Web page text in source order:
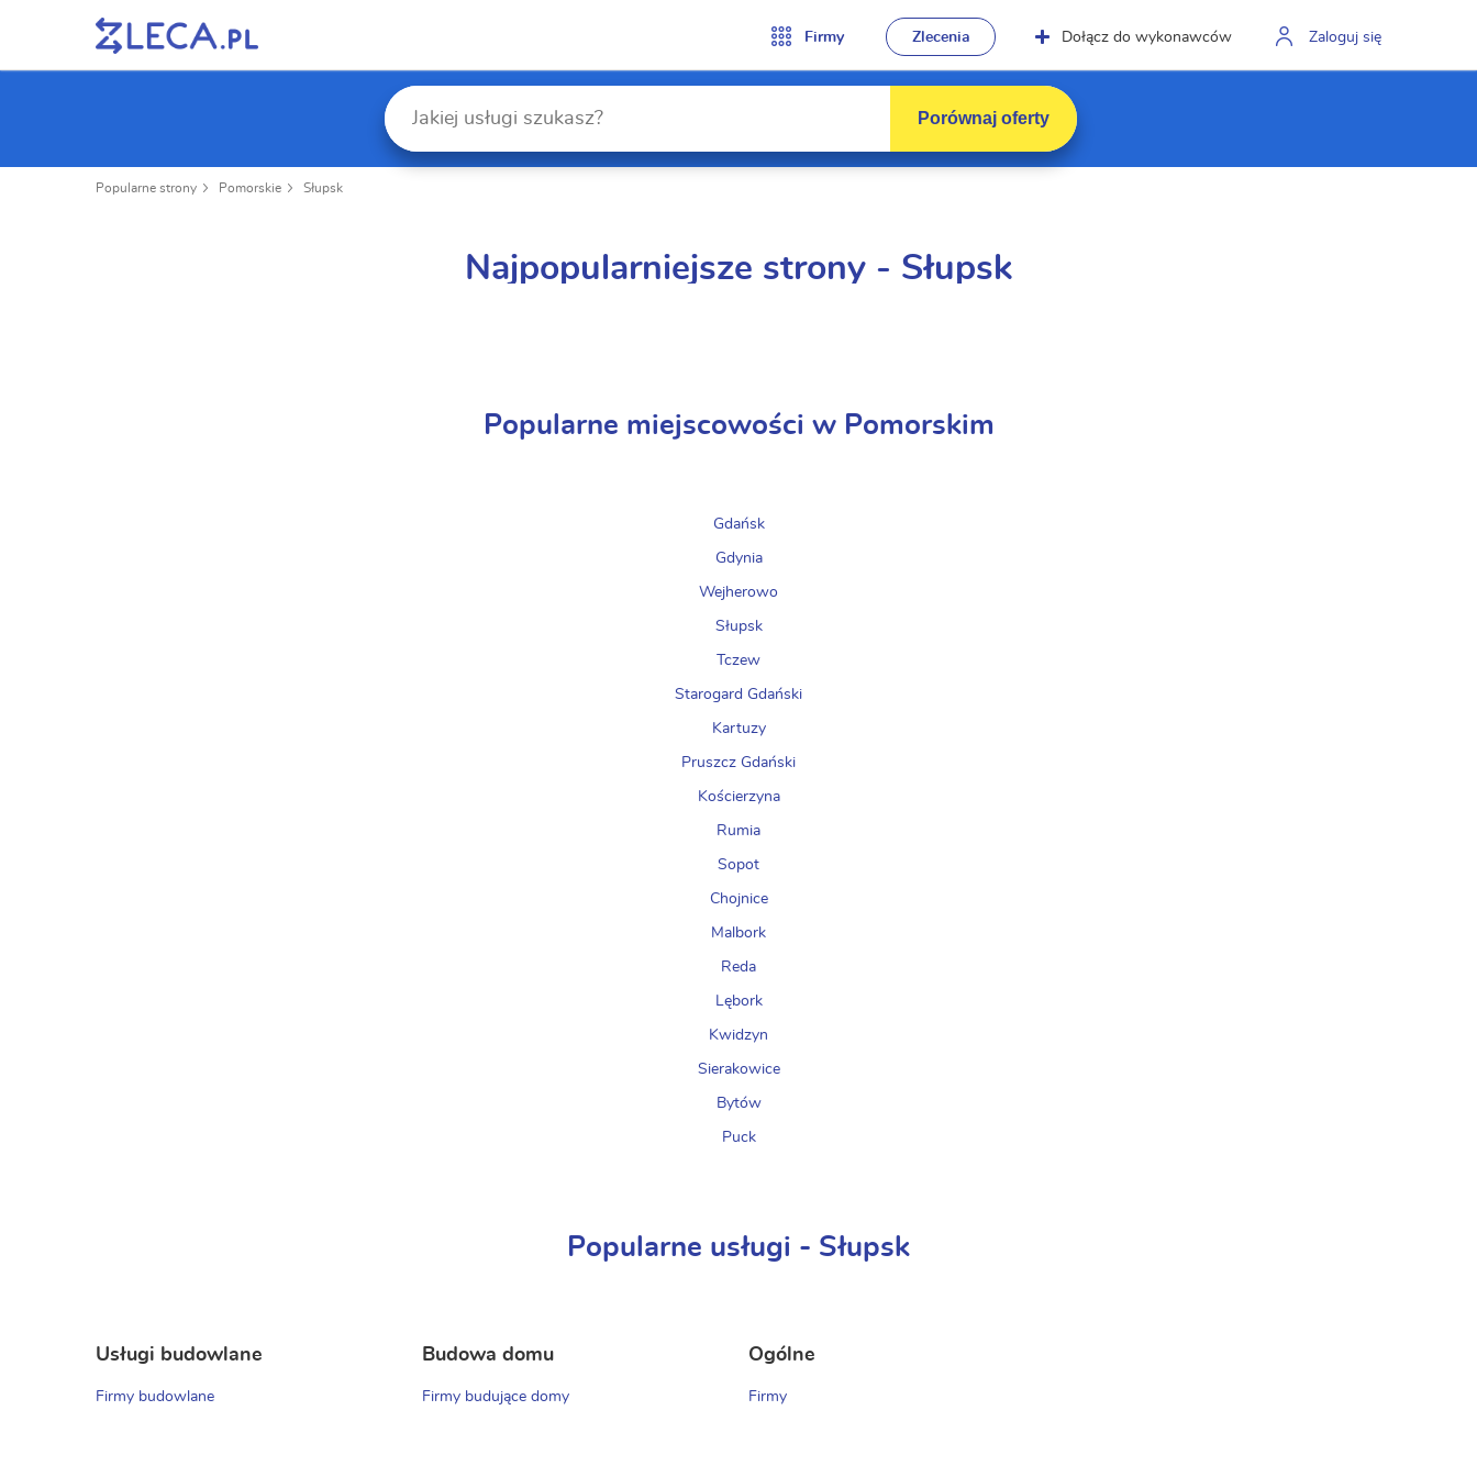
Firmy Zlecenia Dołącz do wykonawców Zaloguj się
Porównaj oferty
Popularne strony Pomorskie Słupsk
Najpopularniejsze strony - Słupsk
Popularne miejscowości w Pomorskim
Gdańsk
Gdynia
Wejherowo
Słupsk
Tczew
Starogard Gdański
Kartuzy
Pruszcz Gdański
Kościerzyna
Rumia
Sopot
Chojnice
Malbork
Reda
Lębork
Kwidzyn
Sierakowice
Bytów
Puck
Popularne usługi - Słupsk
Usługi budowlane
Firmy budowlane
Budowa domu
Firmy budujące domy
Ogólne
Firmy